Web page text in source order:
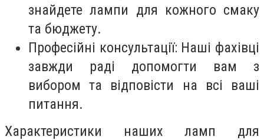
знайдете лампи для кожного смаку
та бюджету.
Професійні консультації: Наші фахівці
завжди раді допомогти вам з
вибором та відповісти на всі ваші
питання.
Характеристики наших ламп для